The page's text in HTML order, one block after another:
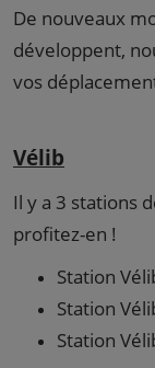
De nouveaux
développent,
vos
Vélib
Il y a 3 stations
profitez-en !
Station
Station
Station